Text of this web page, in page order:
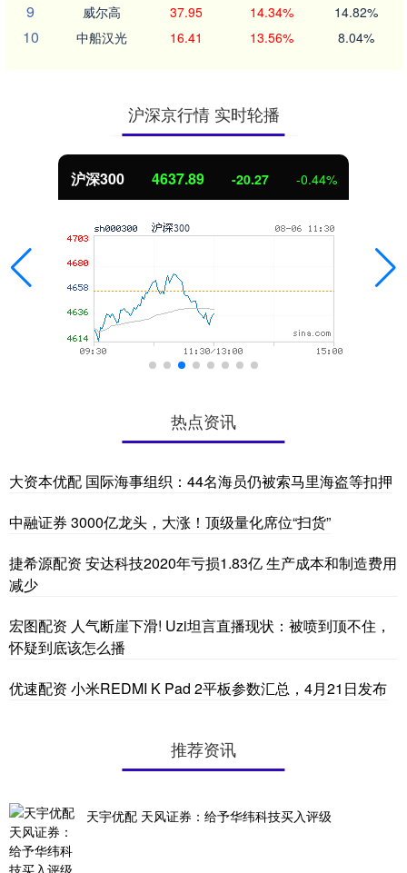
9 威尔高 37.95 14.34% 14.82%
10 中船汉光 16.41 13.56% 8.04%
沪深京行情 实时轮播
北证50 1115.17 -4.29 -0.38%
热点资讯
大资本优配 国际海事组织：44名海员仍被索马里海盗等扣押
中融证券 3000亿龙头，大涨！顶级量化席位“扫货”
捷希源配资 安达科技2020年亏损1.83亿 生产成本和制造费用
减少
宏图配资 人气断崖下滑! Uzi坦言直播现状：被喷到顶不住，
怀疑到底该怎么播
优速配资 小米REDMI K Pad 2平板参数汇总，4月21日发布
推荐资讯
天宇优配 天风证券：给予华纬科技买入评级